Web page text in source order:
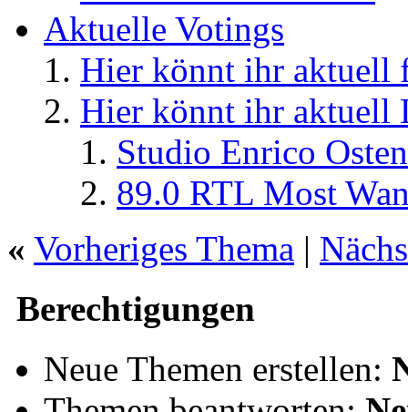
Aktuelle Votings
Hier könnt ihr aktuell
Hier könnt ihr aktuell
Studio Enrico
89.0 RTL Most
« Vorheriges Thema |
Berechtigungen
Neue Themen erstellen: